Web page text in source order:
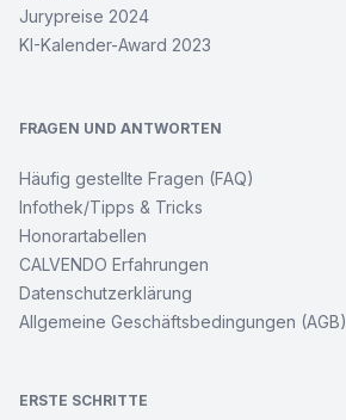
Jurypreise 2024
KI-Kalender-Award 2023
FRAGEN UND ANTWORTEN
Häufig gestellte Fragen (FAQ)
Infothek/Tipps & Tricks
Honorartabellen
CALVENDO Erfahrungen
Datenschutzerklärung
Allgemeine Geschäftsbedingungen (AGB)
ERSTE SCHRITTE